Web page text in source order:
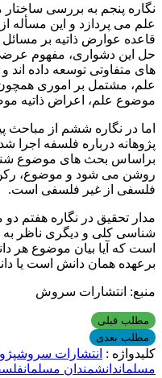
نگاره پنجم به بررسی
علم می پردازد و این مسأله
قاعده عوارض ذاتیه بر
حل این دشواری، مفهوم عرضی
های متفاوتی توسعه داده
علم، مشتمل بر اموری همچون
موضوع علم، اعراض ذاتیه
اما در نگاره ششم از مباحث
پژوهانه درباره فلسفه
براساس بحث های موضوع
روشن می شود و موضوع،
فلسفی از غیر فلسفی است.
مدار تحقیق در نگاره هفتم
شناسی کلی و دیگری ناظر
است که آیا بیان موضوع هر
برعهده همان دانش است یا
منبع: انتشارات سروش
مطلب قبلی
مطلب بعدی
کلیدواژه : انتشارات سروش
مسلماندانشمندان مسلمان